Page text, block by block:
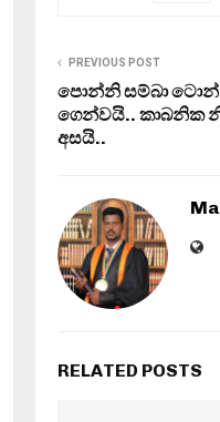
PREVIOUS POST
පොන්නි සම්බා ටොන්
ගෙන්වයි.. කාබනික
අසයි..
RELATED POSTS